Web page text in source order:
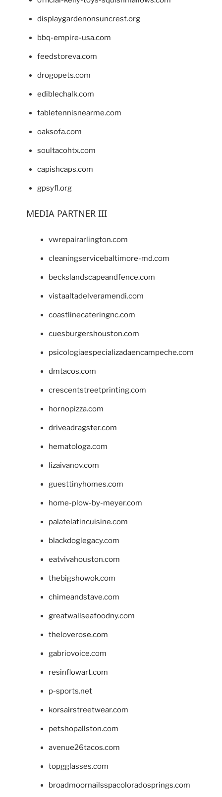
displaygardenonsuncrest.org
bbq-empire-usa.com
feedstoreva.com
drogopets.com
ediblechalk.com
tabletennisnearme.com
oaksofa.com
soultacohtx.com
capishcaps.com
gpsyfl.org
MEDIA PARTNER III
vwrepairarlington.com
cleaningservicebaltimore-md.com
beckslandscapeandfence.com
vistaaltadelveramendi.com
coastlinecateringnc.com
cuesburgershouston.com
psicologiaespecializadaencampeche.com
dmtacos.com
crescentstreetprinting.com
hornopizza.com
driveadragster.com
hematologa.com
lizaivanov.com
guesttinyhomes.com
home-plow-by-meyer.com
palatelatincuisine.com
blackdoglegacy.com
eatvivahouston.com
thebigshowok.com
chimeandstave.com
greatwallseafoodny.com
theloverose.com
gabriovoice.com
resinflowart.com
p-sports.net
korsairstreetwear.com
petshopallston.com
avenue26tacos.com
topgglasses.com
broadmoornailsspacoloradosprings.com